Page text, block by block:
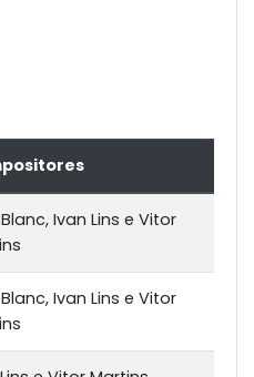
Ivan Lins e Vitor
Ivan Lins e Vitor